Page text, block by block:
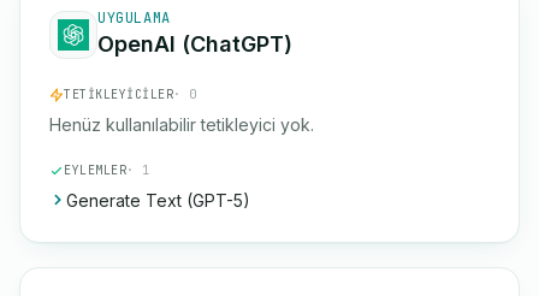
UYGULAMA
OpenAI (ChatGPT)
TETIKLEYICILER· 0
Henüz kullanılabilir tetikleyici yok.
EYLEMLER· 1
Generate Text (GPT-5)